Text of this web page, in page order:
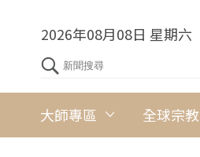
2026年08月08日 星期六
大師專區 全球宗教